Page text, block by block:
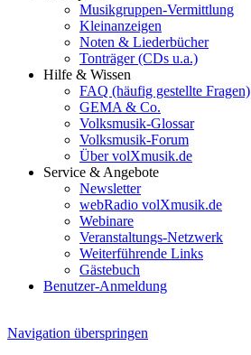
Musikgruppen-Vermittlung
Kleinanzeigen
Noten & Liederbücher
Tonträger (CDs u.a.)
Hilfe & Wissen
FAQ (häufig gestellte Fragen)
GEMA & Co.
Volksmusik-Glossar
Volksmusik-Forum
Über volXmusik.de
Service & Angebote
Newsletter
webRadio volXmusik.de
Webinare
Veranstaltungs-Netzwerk
Weiterführende Links
Gästebuch
Benutzer-Anmeldung
Navigation überspringen